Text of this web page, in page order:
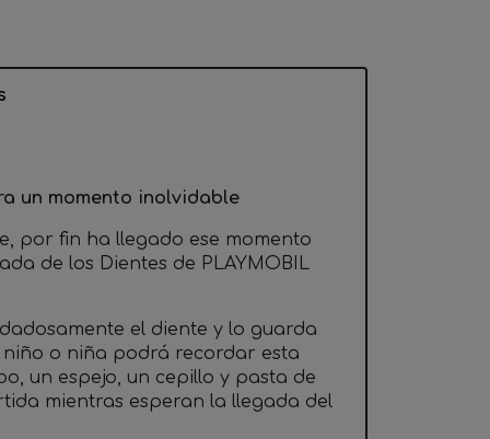
un momento inolvidable
por fin ha llegado ese momento
de los Dientes de PLAYMOBIL
el diente y lo guarda
o niña podrá recordar esta
un espejo, un cepillo y pasta de
mientras esperan la llegada del